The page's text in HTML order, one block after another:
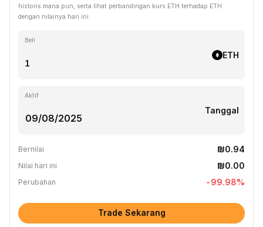
historis mana pun, serta lihat perbandingan kurs ETH terhadap ETH
dengan nilainya hari ini.
Beli
ETH
Aktif
Tanggal
Bernilai ₪0.94
Nilai hari ini ₪0.00
Perubahan -99.98%
Trade Sekarang